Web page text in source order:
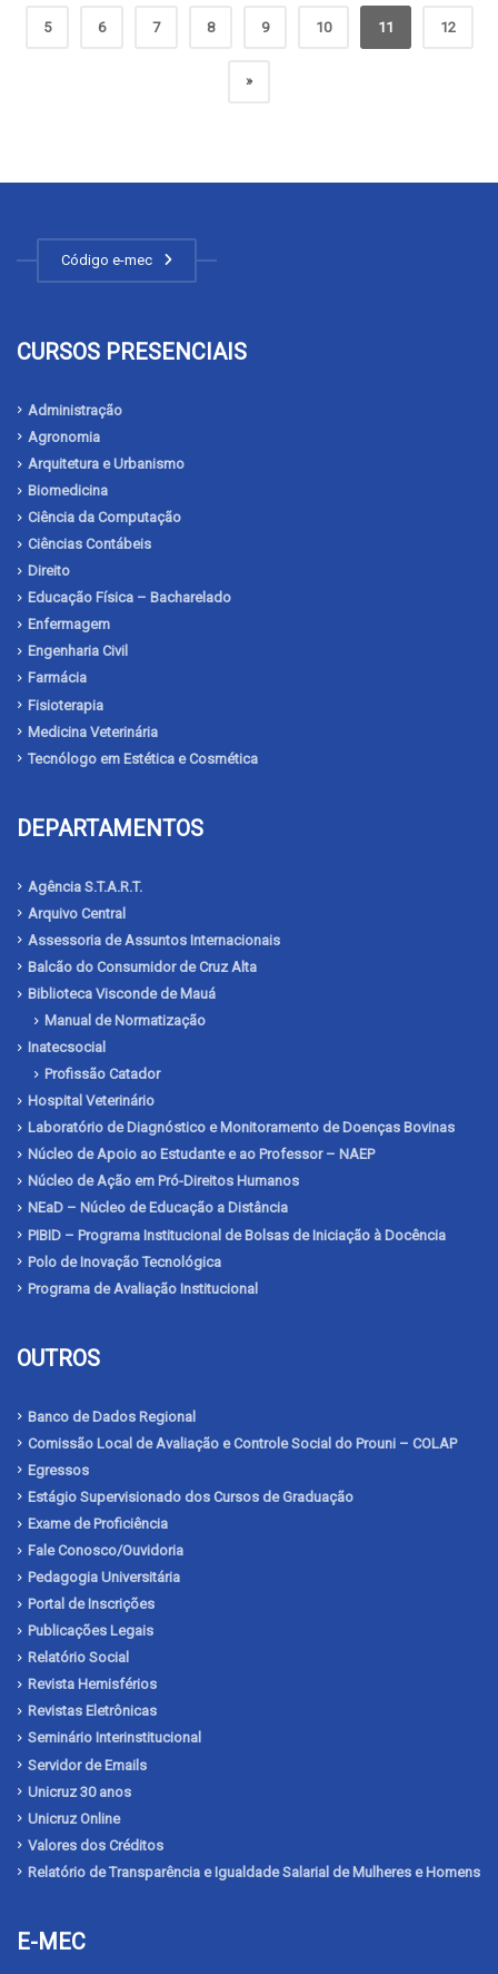
5 6 7 8 9 10 11 12
»
Código e-mec
CURSOS PRESENCIAIS
Administração
Agronomia
Arquitetura e Urbanismo
Biomedicina
Ciência da Computação
Ciências Contábeis
Direito
Educação Física – Bacharelado
Enfermagem
Engenharia Civil
Farmácia
Fisioterapia
Medicina Veterinária
Tecnólogo em Estética e Cosmética
DEPARTAMENTOS
Agência S.T.A.R.T.
Arquivo Central
Assessoria de Assuntos Internacionais
Balcão do Consumidor de Cruz Alta
Biblioteca Visconde de Mauá
Manual de Normatização
Inatecsocial
Profissão Catador
Hospital Veterinário
Laboratório de Diagnóstico e Monitoramento de Doenças Bovinas
Núcleo de Apoio ao Estudante e ao Professor – NAEP
Núcleo de Ação em Pró-Direitos Humanos
NEaD – Núcleo de Educação a Distância
PIBID – Programa Institucional de Bolsas de Iniciação à Docência
Polo de Inovação Tecnológica
Programa de Avaliação Institucional
OUTROS
Banco de Dados Regional
Comissão Local de Avaliação e Controle Social do Prouni – COLAP
Egressos
Estágio Supervisionado dos Cursos de Graduação
Exame de Proficiência
Fale Conosco/Ouvidoria
Pedagogia Universitária
Portal de Inscrições
Publicações Legais
Relatório Social
Revista Hemisférios
Revistas Eletrônicas
Seminário Interinstitucional
Servidor de Emails
Unicruz 30 anos
Unicruz Online
Valores dos Créditos
Relatório de Transparência e Igualdade Salarial de Mulheres e Homens
E-MEC